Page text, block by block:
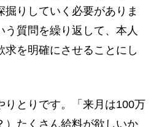
りしていく必要がありま
質問を繰り返して、本人
求を明確にさせることにし
とりです。「来月は100万
）たくさん給料が欲しいか